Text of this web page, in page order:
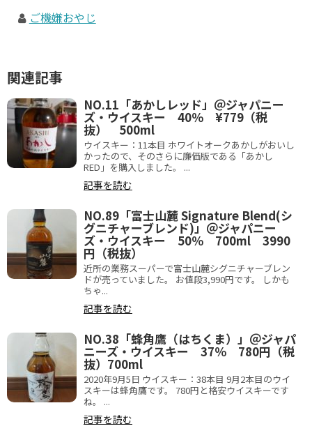
ご機嫌おやじ
関連記事
NO.11「あかしレッド」＠ジャパニー
ズ・ウイスキー 40％ ¥779（税
抜） 500ml
ウイスキー：11本目 ホワイトオークあかしがおいし
かったので、そのさらに廉価版である「あかし
RED」を購入しました。 ...
記事を読む
NO.89「富士山麓 Signature Blend(シ
グニチャーブレンド)」＠ジャパニー
ズ・ウイスキー 50％ 700ml 3990
円（税抜）
近所の業務スーパーで富士山麓シグニチャーブレン
ドが売っていました。 お値段3,990円です。 しかも
ちゃ...
記事を読む
NO.38「蜂角鷹（はちくま）」＠ジャパ
ニーズ・ウイスキー 37％ 780円（税
抜）700ml
2020年9月5日 ウイスキー：38本目 9月2本目のウイ
スキーは蜂角鷹です。 780円と格安ウイスキーです
ね。 ...
記事を読む